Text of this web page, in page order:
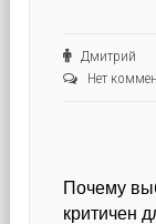
Дмитрий
Нет
Почему
критичен